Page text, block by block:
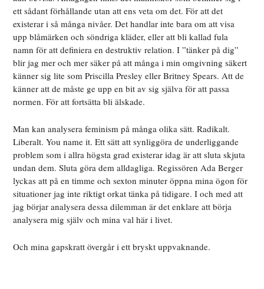
ett sådant förhållande utan att ens veta om det. För att det
existerar i så många nivåer. Det handlar inte bara om att visa
upp blåmärken och söndriga kläder, eller att bli kallad fula
namn för att definiera en destruktiv relation. I ”tänker på dig”
blir jag mer och mer säker på att många i min omgivning säkert
känner sig lite som Priscilla Presley eller Britney Spears. Att de
känner att de måste ge upp en bit av sig själva för att passa
normen. För att fortsätta bli älskade.
Man kan analysera feminism på många olika sätt. Radikalt.
Liberalt. You name it. Ett sätt att synliggöra de underliggande
problem som i allra högsta grad existerar idag är att sluta skjuta
undan dem. Sluta göra dem alldagliga. Regissören Ada Berger
lyckas att på en timme och sexton minuter öppna mina ögon för
situationer jag inte riktigt orkat tänka på tidigare. I och med att
jag börjar analysera dessa dilemman är det enklare att börja
analysera mig själv och mina val här i livet.
Och mina gapskratt övergår i ett bryskt uppvaknande.